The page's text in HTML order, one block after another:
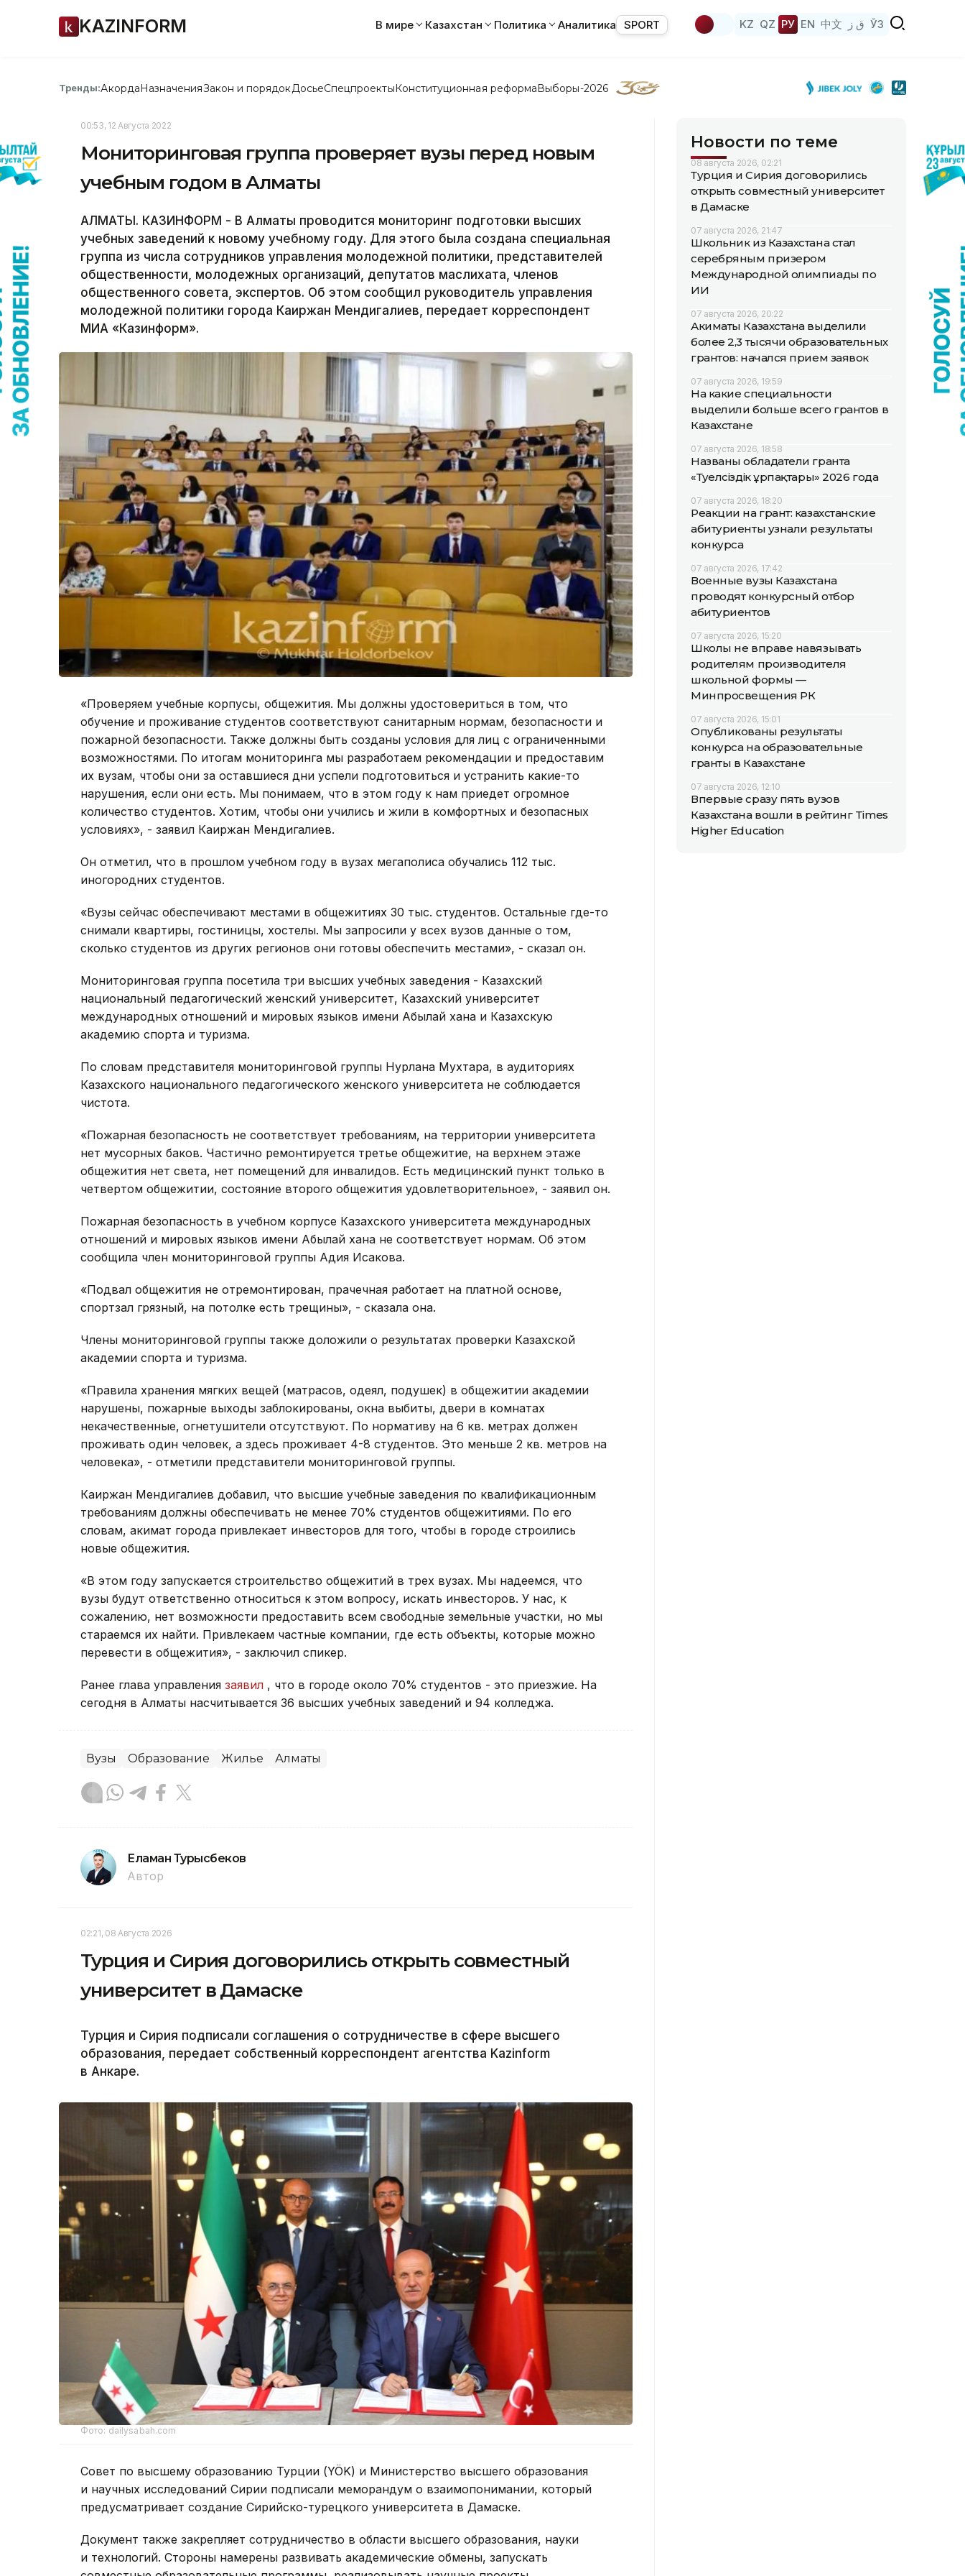
KAZINFORM В мире Казахстан Политика Аналитика SPORT KZ QZ РУ EN 中文 ق ز ЎЗ
Тренды:АкордаНазначенияЗакон и порядок ДосьеСпецпроектыКонституционная реформаВыборы-2026
00:53, 12 Августа 2022
Мониторинговая группа проверяет вузы перед новым
учебным годом в Алматы
АЛМАТЫ. КАЗИНФОРМ - В Алматы проводится мониторинг подготовки высших
учебных заведений к новому учебному году. Для этого была создана специальная
группа из числа сотрудников управления молодежной политики, представителей
общественности, молодежных организаций, депутатов маслихата, членов
общественного совета, экспертов. Об этом сообщил руководитель управления
молодежной политики города Каиржан Мендигалиев, передает корреспондент
МИА «Казинформ».
«Проверяем учебные корпусы, общежития. Мы должны удостовериться в том, что
обучение и проживание студентов соответствуют санитарным нормам, безопасности и
пожарной безопасности. Также должны быть созданы условия для лиц с ограниченными
возможностями. По итогам мониторинга мы разработаем рекомендации и предоставим
их вузам, чтобы они за оставшиеся дни успели подготовиться и устранить какие-то
нарушения, если они есть. Мы понимаем, что в этом году к нам приедет огромное
количество студентов. Хотим, чтобы они учились и жили в комфортных и безопасных
условиях», - заявил Каиржан Мендигалиев.
Он отметил, что в прошлом учебном году в вузах мегаполиса обучались 112 тыс.
иногородних студентов.
«Вузы сейчас обеспечивают местами в общежитиях 30 тыс. студентов. Остальные где-то
снимали квартиры, гостиницы, хостелы. Мы запросили у всех вузов данные о том,
сколько студентов из других регионов они готовы обеспечить местами», - сказал он.
Мониторинговая группа посетила три высших учебных заведения - Казахский
национальный педагогический женский университет, Казахский университет
международных отношений и мировых языков имени Абылай хана и Казахскую
академию спорта и туризма.
По словам представителя мониторинговой группы Нурлана Мухтара, в аудиториях
Казахского национального педагогического женского университета не соблюдается
чистота.
«Пожарная безопасность не соответствует требованиям, на территории университета
нет мусорных баков. Частично ремонтируется третье общежитие, на верхнем этаже
общежития нет света, нет помещений для инвалидов. Есть медицинский пункт только в
четвертом общежитии, состояние второго общежития удовлетворительное», - заявил он.
Пожарная безопасность в учебном корпусе Казахского университета международных
отношений и мировых языков имени Абылай хана не соответствует нормам. Об этом
сообщила член мониторинговой группы Адия Исакова.
«Подвал общежития не отремонтирован, прачечная работает на платной основе,
спортзал грязный, на потолке есть трещины», - сказала она.
Члены мониторинговой группы также доложили о результатах проверки Казахской
академии спорта и туризма.
«Правила хранения мягких вещей (матрасов, одеял, подушек) в общежитии академии
нарушены, пожарные выходы заблокированы, окна выбиты, двери в комнатах
некачественные, огнетушители отсутствуют. По нормативу на 6 кв. метрах должен
проживать один человек, а здесь проживает 4-8 студентов. Это меньше 2 кв. метров на
человека», - отметили представители мониторинговой группы.
Каиржан Мендигалиев добавил, что высшие учебные заведения по квалификационным
требованиям должны обеспечивать не менее 70% студентов общежитиями. По его
словам, акимат города привлекает инвесторов для того, чтобы в городе строились
новые общежития.
«В этом году запускается строительство общежитий в трех вузах. Мы надеемся, что
вузы будут ответственно относиться к этом вопросу, искать инвесторов. У нас, к
сожалению, нет возможности предоставить всем свободные земельные участки, но мы
стараемся их найти. Привлекаем частные компании, где есть объекты, которые можно
перевести в общежития», - заключил спикер.
Ранее глава управления заявил , что в городе около 70% студентов - это приезжие. На
сегодня в Алматы насчитывается 36 высших учебных заведений и 94 колледжа.
Вузы Образование Жилье Алматы
Еламан Турысбеков
Автор
02:21, 08 Августа 2026
Турция и Сирия договорились открыть совместный
университет в Дамаске
Турция и Сирия подписали соглашения о сотрудничестве в сфере высшего
образования, передает собственный корреспондент агентства Kazinform
в Анкаре.
Фото: dailysabah.com
Совет по высшему образованию Турции (YÖK) и Министерство высшего образования
и научных исследований Сирии подписали меморандум о взаимопонимании, который
предусматривает создание Сирийско-турецкого университета в Дамаске.
Документ также закрепляет сотрудничество в области высшего образования, науки
и технологий. Стороны намерены развивать академические обмены, запускать
Новости по теме
08 августа 2026, 02:21
Турция и Сирия договорились
открыть совместный университет
в Дамаске
07 августа 2026, 21:47
Школьник из Казахстана стал
серебряным призером
Международной олимпиады по
ИИ
07 августа 2026, 20:22
Акиматы Казахстана выделили
более 2,3 тысячи образовательных
грантов: начался прием заявок
07 августа 2026, 19:59
На какие специальности
выделили больше всего грантов в
Казахстане
07 августа 2026, 18:58
Названы обладатели гранта
«Тәуелсіздік ұрпақтары» 2026 года
07 августа 2026, 18:20
Реакции на грант: казахстанские
абитуриенты узнали результаты
конкурса
07 августа 2026, 17:42
Военные вузы Казахстана
проводят конкурсный отбор
абитуриентов
07 августа 2026, 15:20
Школы не вправе навязывать
родителям производителя
школьной формы —
Минпросвещения РК
07 августа 2026, 15:01
Опубликованы результаты
конкурса на образовательные
гранты в Казахстане
07 августа 2026, 12:10
Впервые сразу пять вузов
Казахстана вошли в рейтинг Times
Higher Education